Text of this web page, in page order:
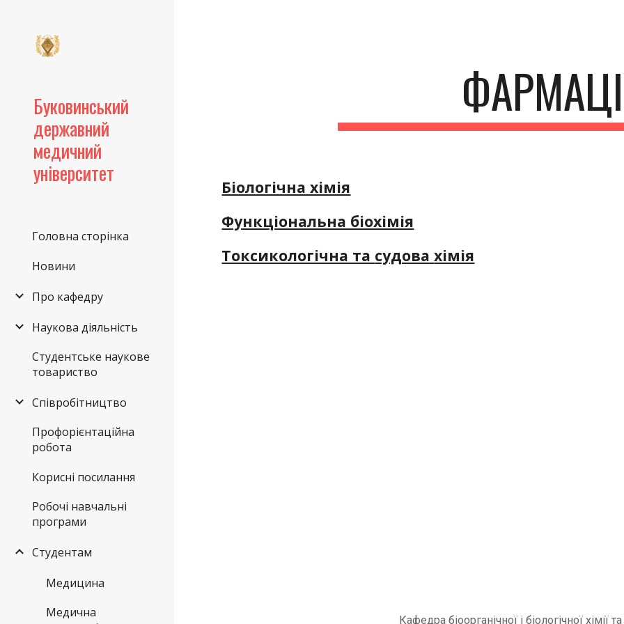
Буковинський
державний
медичний
університет
Головна сторінка
Новини
Про кафедру
Наукова діяльність
Студентське наукове
товариство
Співробітництво
Профорієнтаційна
робота
Корисні посилання
Робочі навчальні
програми
Студентам
Медицина
Медична
Біологічна хімія
Функціональна біохімія
Токсикологічна та судовахімія
Кафедра біоорганічної і біологічної хімії